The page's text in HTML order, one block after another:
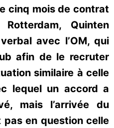
cinq mois de contrat
Quinten
avec l’OM, qui
afin de le recruter
similaire à celle
lequel un accord a
mais l’arrivée du
pas en question celle